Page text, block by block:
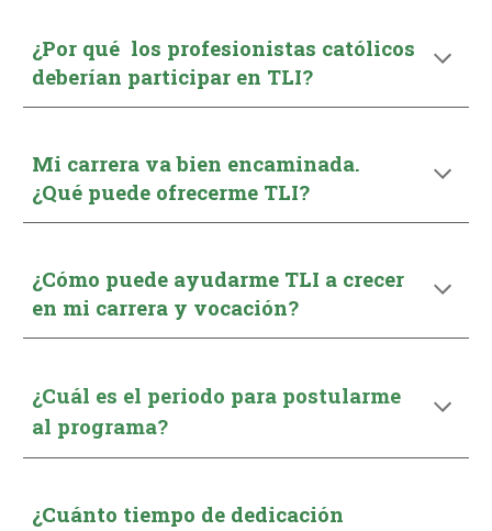
¿Por qué los profesionistas católicos
deberían participar en TLI?
Mi carrera va bien encaminada.
¿Qué puede ofrecerme TLI?
¿Cómo puede ayudarme TLI a crecer
en mi carrera y vocación?
¿Cuál es el periodo para postularme
al programa?
¿Cuánto tiempo de dedicación